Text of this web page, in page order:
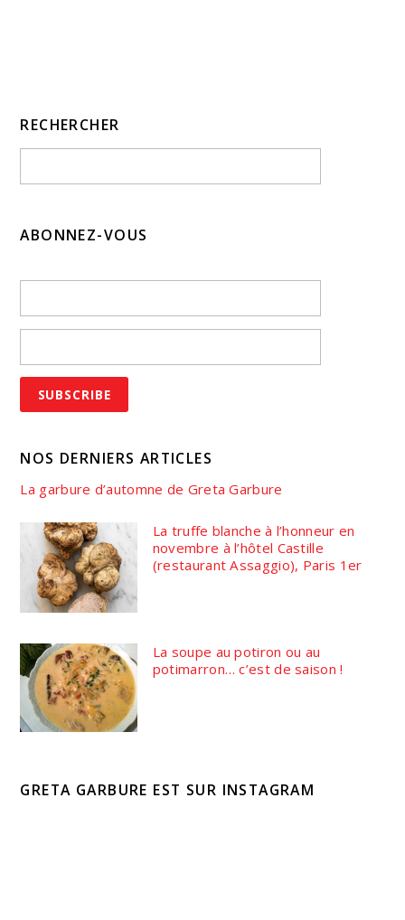
RECHERCHER
ABONNEZ-VOUS
NOS DERNIERS ARTICLES
La garbure d’automne de Greta Garbure
La truffe blanche à l’honneur en
novembre à l’hôtel Castille
(restaurant Assaggio), Paris 1er
La soupe au potiron ou au
potimarron… c’est de saison !
GRETA GARBURE EST SUR INSTAGRAM